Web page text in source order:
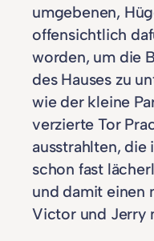
umgebenen,
offensichtlich
worden, um die
des Hauses zu
wie der kleine
verzierte Tor
ausstrahlten, die
schon fast
und damit einen
Victor und Jerry